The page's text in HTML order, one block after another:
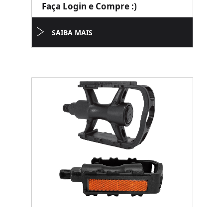
Faça Login e Compre :)
SAIBA MAIS